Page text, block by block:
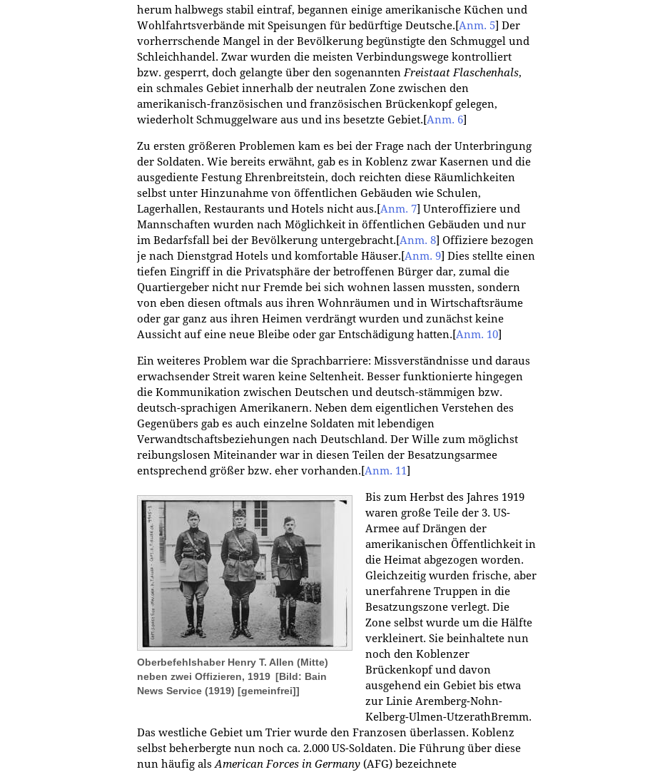
herum halbwegs stabil eintraf, begannen einige amerikanische Küchen und
Wohlfahrtsverbände mit Speisungen für bedürftige Deutsche. [Anm. 5] Der
vorherrschende Mangel in der Bevölkerung begünstigte den Schmuggel und
Schleichhandel. Zwar wurden die meisten Verbindungswege kontrolliert
bzw. gesperrt, doch gelangte über den sogenannten Freistaat Flaschenhals,
ein schmales Gebiet innerhalb der neutralen Zone zwischen den
amerikanisch-französischen und französischen Brückenkopf gelegen,
wiederholt Schmuggelware aus und ins besetzte Gebiet. [Anm. 6]
Zu ersten größeren Problemen kam es bei der Frage nach der Unterbringung
der Soldaten. Wie bereits erwähnt, gab es in Koblenz zwar Kasernen und die
ausgediente Festung Ehrenbreitstein, doch reichten diese Räumlichkeiten
selbst unter Hinzunahme von öffentlichen Gebäuden wie Schulen,
Lagerhallen, Restaurants und Hotels nicht aus. [Anm. 7] Unteroffiziere und
Mannschaften wurden nach Möglichkeit in öffentlichen Gebäuden und nur
im Bedarfsfall bei der Bevölkerung untergebracht. [Anm. 8] Offiziere bezogen
je nach Dienstgrad Hotels und komfortable Häuser. [Anm. 9] Dies stellte einen
tiefen Eingriff in die Privatsphäre der betroffenen Bürger dar, zumal die
Quartiergeber nicht nur Fremde bei sich wohnen lassen mussten, sondern
von eben diesen oftmals aus ihren Wohnräumen und in Wirtschaftsräume
oder gar ganz aus ihren Heimen verdrängt wurden und zunächst keine
Aussicht auf eine neue Bleibe oder gar Entschädigung hatten. [Anm. 10]
Ein weiteres Problem war die Sprachbarriere: Missverständnisse und daraus
erwachsender Streit waren keine Seltenheit. Besser funktionierte hingegen
die Kommunikation zwischen Deutschen und deutsch-stämmigen bzw.
deutsch-sprachigen Amerikanern. Neben dem eigentlichen Verstehen des
Gegenübers gab es auch einzelne Soldaten mit lebendigen
Verwandtschaftsbeziehungen nach Deutschland. Der Wille zum möglichst
reibungslosen Miteinander war in diesen Teilen der Besatzungsarmee
entsprechend größer bzw. eher vorhanden. [Anm. 11]
Oberbefehlshaber Henry T. Allen (Mitte)
neben zwei Offizieren, 1919 [Bild: Bain
News Service (1919) [gemeinfrei]]
Bis zum Herbst des Jahres 1919
waren große Teile der 3. US-
Armee auf Drängen der
amerikanischen Öffentlichkeit in
die Heimat abgezogen worden.
Gleichzeitig wurden frische, aber
unerfahrene Truppen in die
Besatzungszone verlegt. Die
Zone selbst wurde um die Hälfte
verkleinert. Sie beinhaltete nun
noch den Koblenzer
Brückenkopf und davon
ausgehend ein Gebiet bis etwa
zur Linie Aremberg-Nohn-
Kelberg-Ulmen-UtzerathBremm.
Das westliche Gebiet um Trier wurde den Franzosen überlassen. Koblenz
selbst beherbergte nun noch ca. 2.000 US-Soldaten. Die Führung über diese
nun häufig alsAmerican Forces in Germany (AFG) bezeichnete